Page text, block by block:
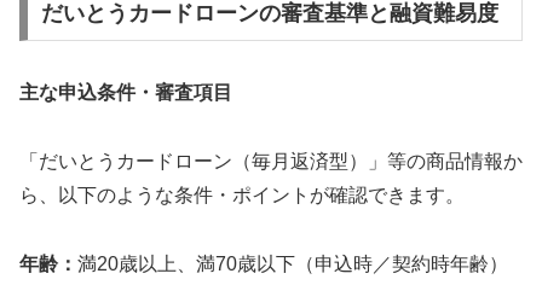
だいとうカードローンの審査基準と融資難易度
主な申込条件・審査項目
「だいとうカードローン（毎月返済型）」等の商品情報か
ら、以下のような条件・ポイントが確認できます。
年齢： 満20歳以上、満70歳以下（申込時／契約時年齢）